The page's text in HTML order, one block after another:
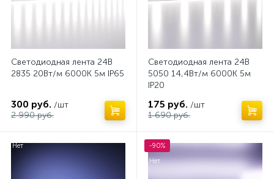
Светодиодная лента 24В
2835 20Вт/м 6000K 5м IP65
300 руб. /шт
2 990 руб.
Светодиодная лента 24В
5050 14,4Вт/м 6000K 5м
IP20
175 руб. /шт
1 690 руб.
Нет
-90%
Нет